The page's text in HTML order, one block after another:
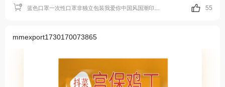
55
mmexport1730170073865